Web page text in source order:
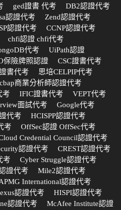
ged證書 代考
DB2認證代考
認證代考
Zend認證代考
認證代考
CCNP認證代考
chfi認證 chfi代考
代考
UiPath認證
保險牌照認證
CSC證書代考
書代考
思培CELPIP代考
cbap商業分析師認證代考
考
IFIC證書代考
VEPT代考
面試代考
Google代考
代考
HCISPP認證代考
考
OffSec認證 OffSec代考
Credential Council認證代考
認證代考
CREST認證代考
考
Cyber Struggle認證代考
證代考
Mile2認證代考
International認證代考
認證代考
HISPI認證代考
認證代考
McAfee Institute認證